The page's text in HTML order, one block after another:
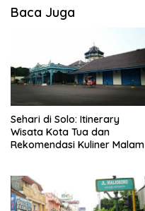
Baca Juga
Sehari di Solo: Itinerary
Wisata Kota Tua dan
Rekomendasi Kuliner Malam